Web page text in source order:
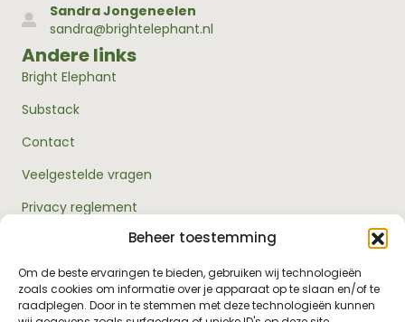
Beheer toestemming
Om de beste ervaringen te bieden, gebruiken wij technologieën
zoals cookies om informatie over je apparaat op te slaan en/of te
raadplegen. Door in te stemmen met deze technologieën kunnen
Sandra Jongeneelen
sandra@brightelephant.nl
Andere links
Bright Elephant
Substack
Contact
Veelgestelde vragen
Privacy reglement
Algemene voorwaarden
Over ons
RouwExpertise.nl is een initiatief van Bright Elephant en
hét kennisplatform over rouw en verlies. Wij bieden